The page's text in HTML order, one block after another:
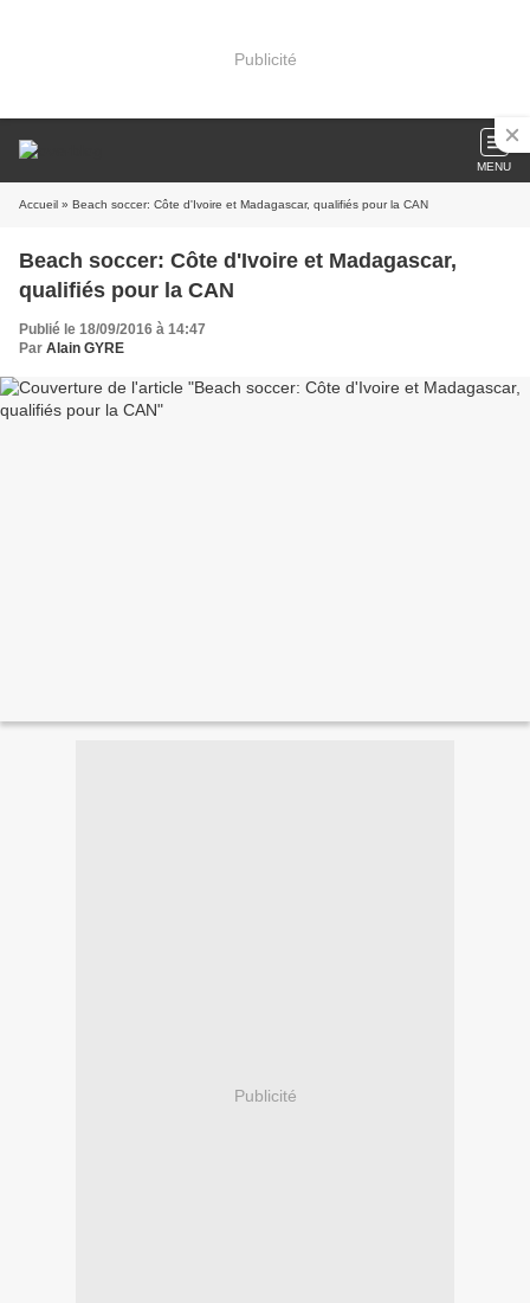
Publicité
MENU
Accueil » Beach soccer: Côte d'Ivoire et Madagascar, qualifiés pour la CAN
Beach soccer: Côte d'Ivoire et Madagascar,
qualifiés pour la CAN
Publié le 18/09/2016 à 14:47
Par Alain GYRE
Publicité